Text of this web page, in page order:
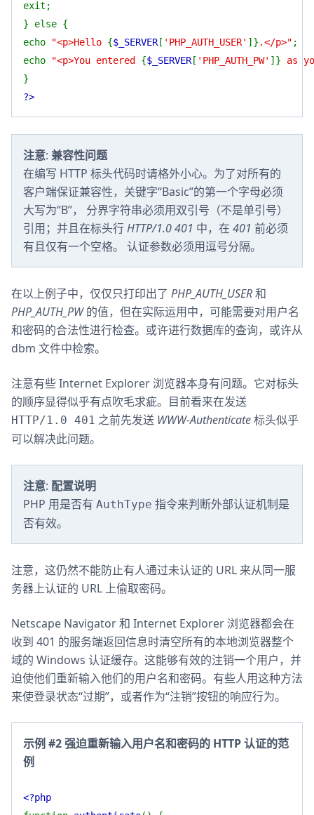
exit;
} else {
echo
"<p>Hello {$_SERVER [ 'PHP_AUTH_USER' ]} .</p>" ;
echo
"<p>You entered {$_SERVER [ 'PHP_AUTH_PW' ]} as
}
?>
注意: 兼容性问题
在编写 HTTP 标头代码时请格外小心。为了对所有的
客户端保证兼容性，关键字“Basic”的第一个字母必须
大写为“B”， 分界字符串必须用双引号（不是单引号）
引用；并且在标头行HTTP/1.0 401 中，在 401 前必须
有且仅有一个空格。 认证参数必须用逗号分隔。
在以上例子中，仅仅只打印出了 PHP_AUTH_USER和
PHP_AUTH_PW的值，但在实际运用中，可能需要对用户名
和密码的合法性进行检查。或许进行数据库的查询，或许从
dbm 文件中检索。
注意有些 Internet Explorer 浏览器本身有问题。它对标头
的顺序显得似乎有点吹毛求疵。目前看来在发送
HTTP/1.0 401 之前先发送 WWW-Authenticate标头似乎
可以解决此问题。
注意: 配置说明
PHP 用是否有 AuthType 指令来判断外部认证机制是
否有效。
注意，这仍然不能防止有人通过未认证的 URL 来从同一服
务器上认证的 URL 上偷取密码。
Netscape Navigator 和 Internet Explorer 浏览器都会在
收到 401 的服务端返回信息时清空所有的本地浏览器整个
域的 Windows 认证缓存。这能够有效的注销一个用户，并
迫使他们重新输入他们的用户名和密码。有些人用这种方法
来使登录状态“过期”，或者作为“注销”按钮的响应行为。
示例 #2 强迫重新输入用户名和密码的 HTTP 认证的范
例
<?php